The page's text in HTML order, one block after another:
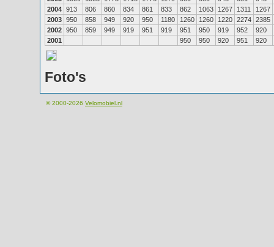
2004 913 806 860 834 861 833 862 1063 1267 1311
1267
2003 950 858 949 920 950 1180 1260 1260 1220 2274 2385
2002 950 859 949 919 951 919 951 950 919 952
920
2001
950 950 920 951 920
Foto's
© 2000-2026 Velomobiel.nl